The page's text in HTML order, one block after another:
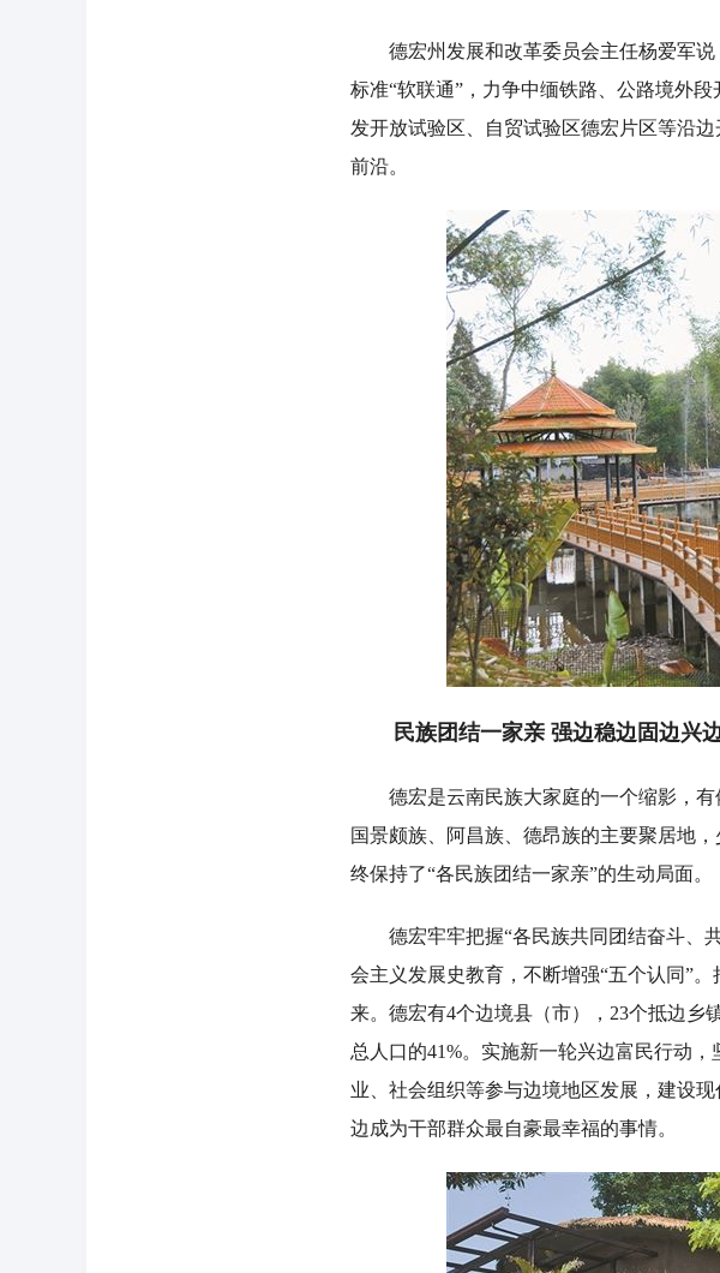
德宏州发展和改革委员会主任杨爱军说
标准“软联通”，力争中缅铁路、公路境外
发开放试验区、自贸试验区德宏片区等沿
前沿。
民族团结一家亲 强边稳边固边兴边
德宏是云南民族大家庭的一个缩影，有
国景颇族、阿昌族、德昂族的主要聚居地
终保持了“各民族团结一家亲”的生动局面。
德宏牢牢把握“各民族共同团结奋斗、共
会主义发展史教育，不断增强“五个认同”
来。德宏有4个边境县（市），23个抵边乡
总人口的41%。实施新一轮兴边富民行动
业、社会组织等参与边境地区发展，建设
边成为干部群众最自豪最幸福的事情。